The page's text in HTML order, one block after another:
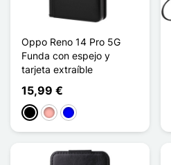
Oppo Reno 14 Pro 5G
Funda con espejo y
tarjeta extraíble
15,99 €
NegroOro rosa
Azul